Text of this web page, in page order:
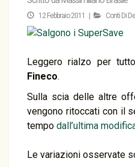
12 Febbraio 2011 | Conti Di
Leggero rialzo per
Fineco.
Sulla scia delle altre
vengono ritoccati con il
tempo dall’ultima
Le variazioni osservate